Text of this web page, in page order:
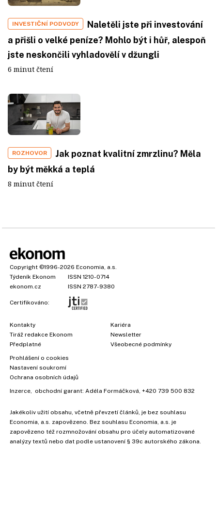
INVESTIČNÍ PODVODY
Naletěli jste při investování
a přišli o velké peníze? Mohlo být i hůř, alespoň
jste neskončili vyhladovělí v džungli
6 minut čtení
ROZHOVOR
Jak poznat kvalitní zmrzlinu? Měla
by být měkká a teplá
8 minut čtení
Copyright ©1996-2026 Economia, a.s.
Týdeník Ekonom
ISSN 1210-0714
ekonom.cz
ISSN 2787-9380
Certifikováno:
Kontakty
Tiráž redakce Ekonom
Předplatné
Kariéra
Newsletter
Všeobecné podmínky
Prohlášení o cookies
Nastavení soukromí
Ochrana osobních údajů
Inzerce , obchodní garant: Adéla Formáčková +420 739 500 832
Jakékoliv užití obsahu, včetně převzetí článků, je bez souhlasu
Economia, a.s. zapovězeno. Bez souhlasu Economia, a.s. je
zapovězeno též rozmnožování obsahu pro účely automatizované
analýzy textů nebo dat podle ustanovení § 39c autorského zákona.